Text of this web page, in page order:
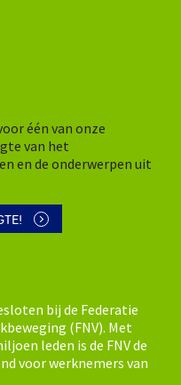
één van onze
van het
en de onderwerpen uit
bij de Federatie
(FNV). Met
leden is de FNV de
voor werknemers van